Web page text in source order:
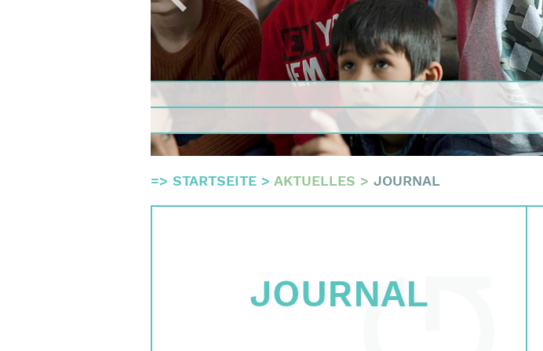
=> STARTSEITE > AKTUELLES > JOURNAL
JOURNAL
Gremien
Team
Finanzdaten
Impressum
Suche
English
Deutsch